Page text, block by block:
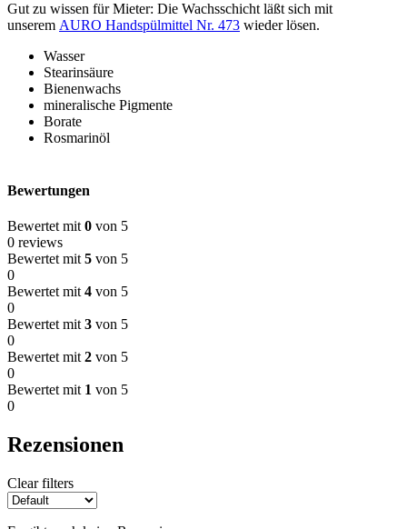
Gut zu wissen für Mieter: Die Wachsschicht läßt sich mit
unserem AURO Handspülmittel Nr. 473 wieder lösen.
Wasser
Stearinsäure
Bienenwachs
mineralische Pigmente
Borate
Rosmarinöl
Bewertungen
Bewertet mit 0 von 5
0 reviews
Bewertet mit 5 von 5
0
Bewertet mit 4 von 5
0
Bewertet mit 3 von 5
0
Bewertet mit 2 von 5
0
Bewertet mit 1 von 5
0
Rezensionen
Clear filters